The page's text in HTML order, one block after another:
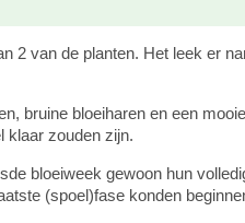
2 van de planten. Het leek er
bruine bloeiharen en een
klaar zouden zijn.
bloeiweek gewoon hun
(spoel)fase konden